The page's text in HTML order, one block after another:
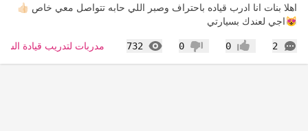
اهلا بنات انا ادرب قياده باحتراف وصبر اللي حابه تتواصل معي خاص 👍🏻
😻اجي لعندك بسيارتي
2
التعليقات إعجاب0 عدم إعجاب
0
732
المشاهدات مدربات لتدريب قيادة